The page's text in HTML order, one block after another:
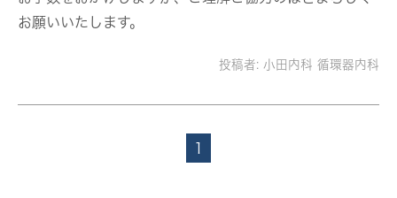
お願いいたします。
投稿者: 小田内科 循環器内科
1